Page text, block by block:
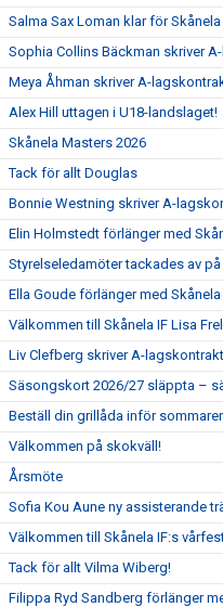
Salma Sax Loman klar för Skånela
Sophia Collins Bäckman skriver
Meya Åhman skriver A-
Alex Hill uttagen i U18-landslaget!
Skånela Masters 2026
Tack för allt Douglas
Bonnie Westning skriver A-
Elin Holmstedt förlänger med
Styrelseledamöter tackades av
Ella Goude förlänger med Skånela
Välkommen till Skånela IF Lisa
Liv Clefberg skriver A-lagskontrakt
Säsongskort 2026/27 släppta –
Beställ din grillåda inför
Välkommen på skokväll!
Årsmöte
Sofia Kou Aune ny assisterande
Välkommen till Skånela IF:s
Tack för allt Vilma Wiberg!
Filippa Ryd Sandberg förlänger